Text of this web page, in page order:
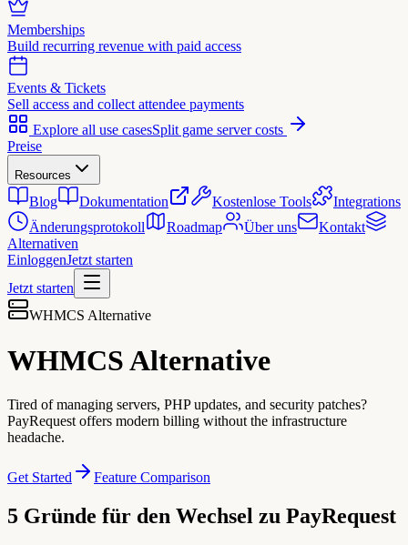
Memberships
Build recurring revenue with paid access
Events & Tickets
Sell access and collect attendee payments
Explore all use casesSplit game server costs
Preise
Resources
Blog Dokumentation Kostenlose Tools
Integrations
Änderungsprotokoll
Roadmap Über uns
Kontakt
Alternativen
EinloggenJetzt starten
Jetzt starten
WHMCS Alternative
WHMCSAlternative
Tired of managing servers, PHP updates, and security patches?
PayRequest offers modern billing without the infrastructure
headache.
Get Started Feature Comparison
5 Gründe für den Wechsel zu PayRequest